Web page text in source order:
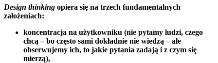
Design thinking opiera się na trzech fundamentalnych
założeniach:
koncentracja na użytkowniku (nie pytamy ludzi, czego
chcą – bo często sami dokładnie nie wiedzą – ale
obserwujemy ich, to jakie pytania zadają i z czym się
mierzą),